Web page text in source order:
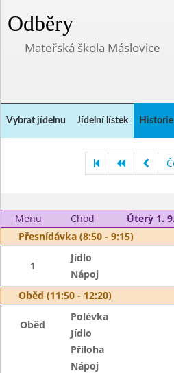
Odběry
Mateřská škola Máslovice
Vybrat jídelnu Jídelní lístek Historie
Menu Chod
Úterý 1.
Přesnídávka (8:50 - 9:15)
1
Jídlo
Nápoj
Oběd (11:50 - 12:20)
Oběd
Polévka
Jídlo
Příloha
Nápoj